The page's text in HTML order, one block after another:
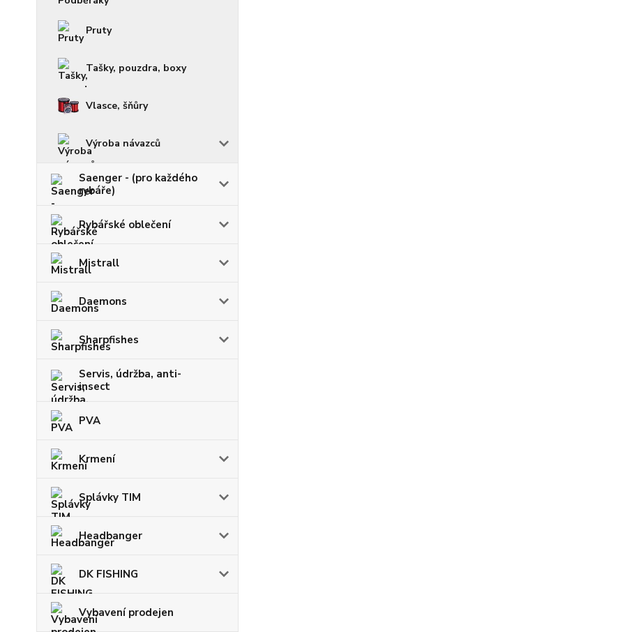
Pruty
Tašky, pouzdra, boxy
Vlasce, šňůry
Výroba návazců
Saenger - (pro každého
rybáře)
Rybářské oblečení
Mistrall
Daemons
Sharpfishes
Servis, údržba, anti-
insect
PVA
Krmení
Splávky TIM
Headbanger
DK FISHING
Vybavení prodejen